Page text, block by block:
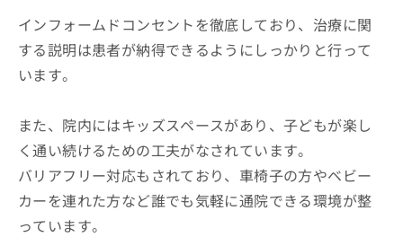
インフォームドコンセントを徹底しており、治療に関
する説明は患者が納得できるようにしっかりと行って
います。
また、院内にはキッズスペースがあり、子どもが楽し
く通い続けるための工夫がなされています。
バリアフリー対応もされており、車椅子の方やベビー
カーを連れた方など誰でも気軽に通院できる環境が整
っています。